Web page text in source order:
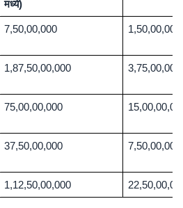
मध्ये)
7,50,00,000 1,50,00,000
1,87,50,00,000 3,75,00,000
75,00,00,000
37,50,00,000 7,50,00,000
1,12,50,00,000